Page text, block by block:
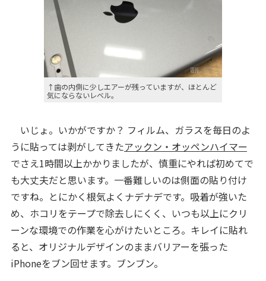
↑歯の内側に少しエアーが残っていますが、ほとんど
気にならないレベル。
いじょ。いかがですか？ フィルム、ガラスを毎日のよ
うに貼っては剥がしてきたアックン・オッペンハイマー
でさえ1時間以上かかりましたが、慎重にやれば初めてで
も大丈夫だと思います。一番難しいのは側面の貼り付け
ですね。とにかく根気よくナデナデです。吸着が強いた
め、ホコリをテープで除去しにくく、いつも以上にクリ
ーンな環境での作業を心がけたいところ。キレイに貼れ
ると、オリジナルデザインのままバリアーを張った
iPhoneをブン回せます。ブンブン。